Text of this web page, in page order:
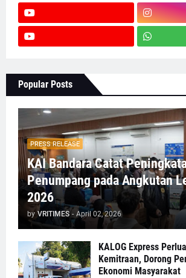
Popular Posts
PRESS RELEASE
KAI Bandara Catat
Penumpang pada Angkutan
2026
by VRITIMES - April 02, 2026
KALOG Express
Kemitraan, Dorong
Ekonomi Masyarakat